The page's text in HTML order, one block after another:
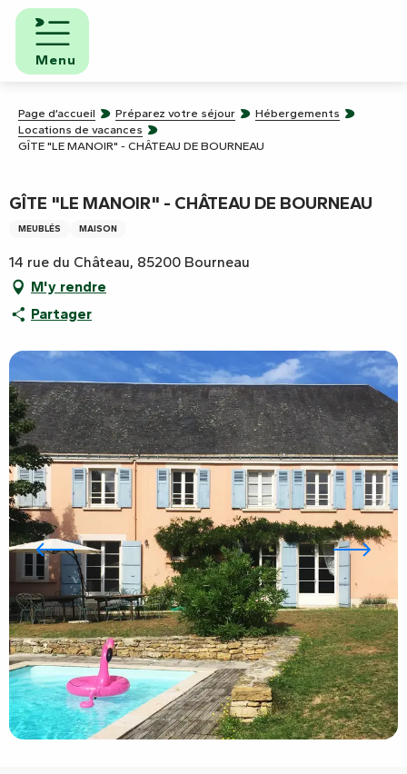
Aller
contenu
principal
Menu
Page d’accueil Préparez votre séjour
Hébergements
Locations de vacances
GÎTE "LE MANOIR" - CHÂTEAU DE BOURNEAU
GÎTE "LE MANOIR" - CHÂTEAU DE BOURNEAU
MEUBLÉS MAISON
14 rue du Château, 85200 Bourneau
M'y rendre
Partager